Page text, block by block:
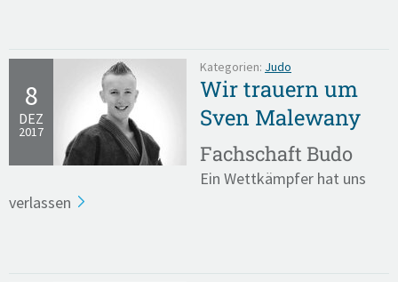
8
DEZ
2017
Kategorien: Judo
Wir trauern um
Sven Malewany
Fachschaft Budo
Ein Wettkämpfer hat uns
verlassen